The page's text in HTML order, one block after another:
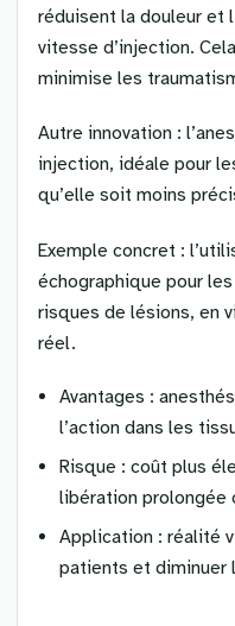
réduisent la douleur et
vitesse d’injection.
minimise les
Autre innovation :
injection, idéale pour
qu’elle soit moins
Exemple concret :
échographique pour
risques de lésions, en
réel.
Avantages :
l’action dans les
Risque : coût plus
libération prolongée
Application : réalité
patients et diminuer